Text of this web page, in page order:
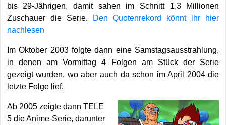
bis 29-Jährigen, damit sahen im Schnitt 1,3 Millionen
Zuschauer die Serie. Den Quotenrekord könnt ihr hier
nachlesen
Im Oktober 2003 folgte dann eine Samstagsausstrahlung,
in denen am Vormittag 4 Folgen am Stück der Serie
gezeigt wurden, wo aber auch da schon im April 2004 die
letzte Folge lief.
Ab 2005 zeigte dann TELE
5 die Anime-Serie, darunter